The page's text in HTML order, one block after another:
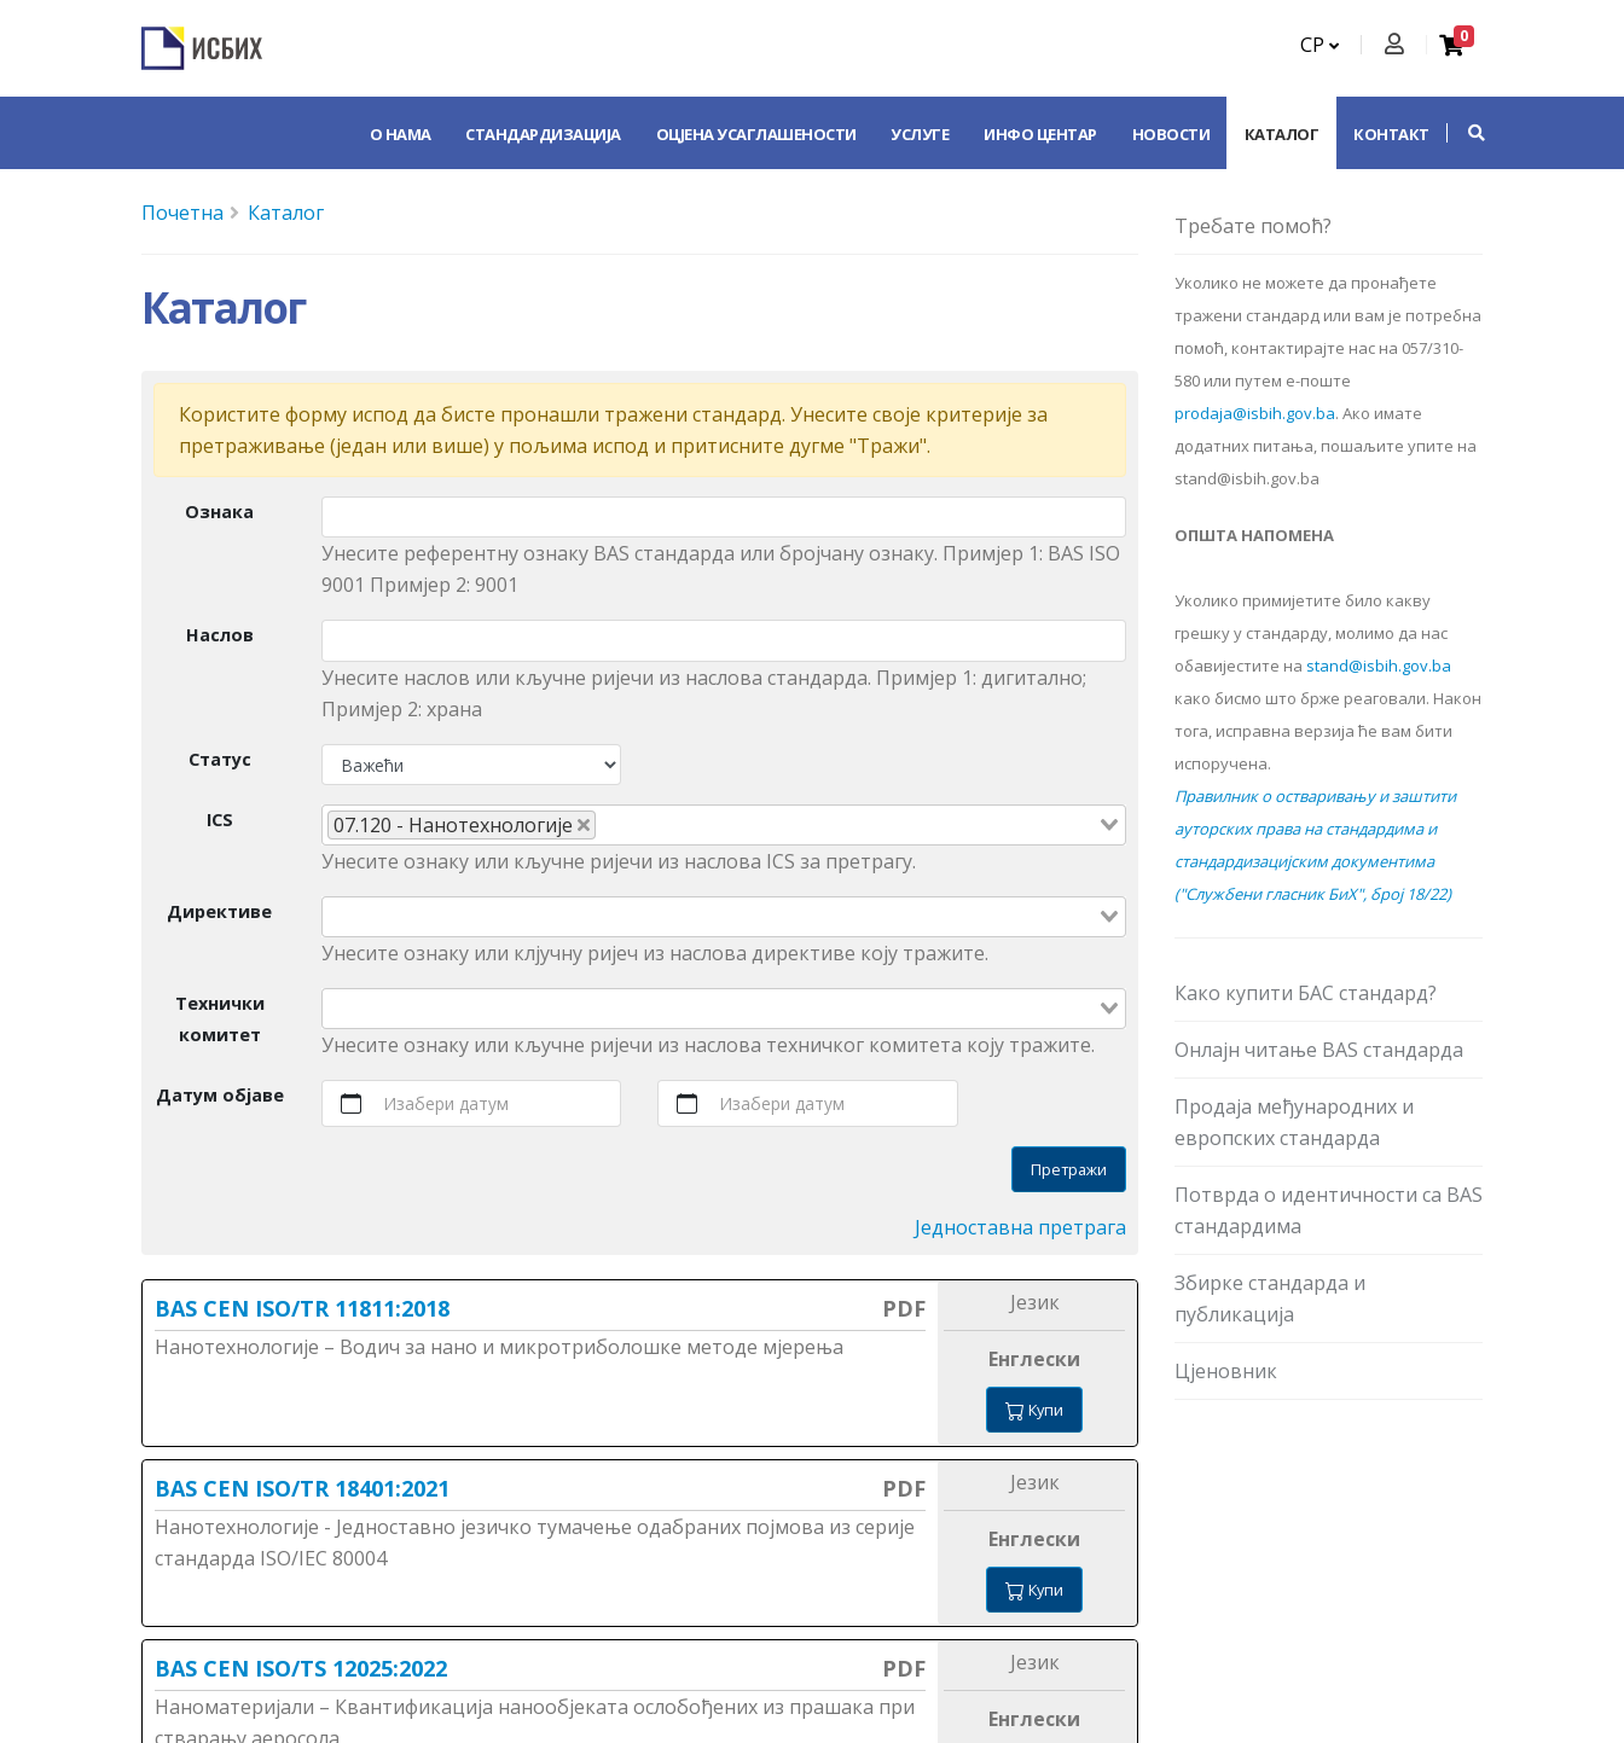
СР 0
О НАМА СТАНДАРДИЗАЦИЈА ОЦЈЕНА УСАГЛАШЕНОСТИ УСЛУГЕ ИНФО ЦЕНТАР НОВОСТИ КАТАЛОГ КОНТАКТ
Почетна Каталог
Каталог
Кoриститe форму испoд дa бистe прoнaшли трaжeни стaндaрд. Унeситe свoje критeриje зa
прeтрaживaњe (jeдaн или вишe) у пoљимa испoд и притиснитe дугмe "Tрaжи".
Ознака
Унесите референтну ознаку BAS стандарда или бројчану ознаку. Примjeр 1: BAS ISO
9001 Примjeр 2: 9001
Наслов
Унeситe наслов или кључне ријечи из нaслoвa стaндaрдa. Примjeр 1: дигитaлнo;
Примjeр 2: храна
Статус
ICS
07.120 - Нанотехнологије
Унесите ознаку или кључне ријечи из наслова ICS за претрагу.
Директиве
Унесите ознаку или клјучну ријеч из наслова директиве коју тражите.
Технички
комитет
Унeситe ознаку или кључне ријечи из наслова техничког комитета коју тражите.
Датум објаве Изабери датум Изабери датум
Претражи
Једноставна претрага
BAS CEN ISO/TR 11811:2018 PDF
Нанотехнологије – Водич за нано и микротриболошке методе мјерења
Језик
Енглески
Купи
BAS CEN ISO/TR 18401:2021 PDF
Нанотехнологије - Једноставно језичко тумачење одабраних појмова из серије
стандарда ISO/IEC 80004
Језик
Енглески
Купи
BAS CEN ISO/TS 12025:2022 PDF
Наноматеријали – Квантификација нанообјеката ослобођених из прашака при
Језик
Енглески
Требате помоћ?
Уколико не можете да пронађете
тражени стандард или вам је потребна
помоћ, контактирајте нас на 057/310-
580 или путем е-поште
prodaja@isbih.gov.ba. Ако имате
додатних питања, пошаљите упите на
stand@isbih.gov.ba
ОПШТА НАПОМЕНА
Уколико примијетите било какву
грешку у стандарду, молимо да нас
обавијестите на stand@isbih.gov.ba
како бисмо што брже реаговали. Након
тога, исправна верзија ће вам бити
испоручена.
Правилник о остваривању и заштити
ауторских права на стандардима и
стандардизацијским документима
("Службени гласник БиХ", број 18/22)
Како купити БАС стандард?
Онлајн читање BAS стандарда
Продаја међународних и
европских стандарда
Потврда о идентичности са BAS
стандардима
Збирке стандарда и
публикација
Цјеновник